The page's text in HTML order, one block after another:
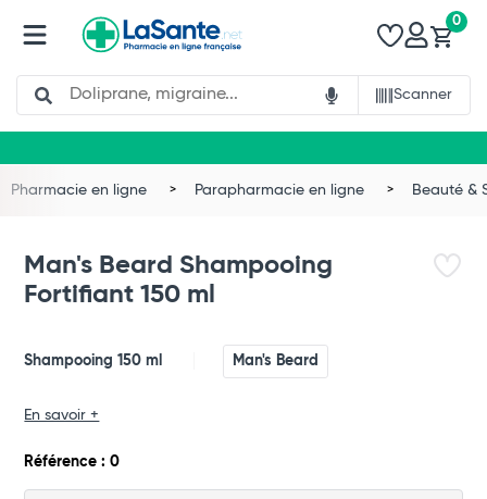
Search
Scanner
0
Pharmacie en ligne Parapharmacie en ligne Beauté &
Man's Beard Shampooing
Fortifiant 150 ml
Shampooing 150 ml Man's Beard
En savoir +
Référence : 0